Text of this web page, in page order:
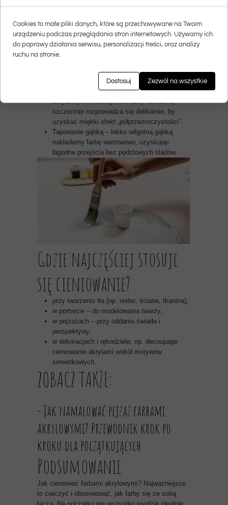
metoda do większych powierzchni.
Layering (warstwowanie) – najpierw malujesz
jedną warstwę, czekasz aż wyschnie, potem
nakładasz kolejne, nieco ciemniejsze lub
kontrolowanym cieniowaniu.
Suchy pędzel – technika szczególnie
przydatna w decoupage (cieniowanie
akrylami). Niewielką ilość farby na suchej
szczecinie rozprowadza się delikatnie, by
uzyskać miękki efekt „półprzezroczystości”.
Tapowanie gąbką – lekko wilgotną gąbką
nakładamy farbę warstwowo, uzyskując
łagodne przejścia bez pędzlowych śladów.
Gdzie najczęściej stosuje
się cieniowanie?
przy tworzeniu tła (np. niebo, ściana, tkanina),
w portrecie – do modelowania twarzy,
w pejzażach – przy oddaniu światła i
perspektywy,
w dekoracjach i rękodziele, np. decoupage
cieniowanie akrylami wokół motywów
serwetkowych.
ZOBACZ TAKŻE:
- Jak namalować pejzaż farbami
akrylowymi? Przewodnik krok po
kroku dla początkujących
Podsumowanie
Jak cieniować farbami akrylowymi? Najważniejsze
to ćwiczyć i obserwować, jak farby się ze sobą
Cookies to małe pliki danych, które są przechowywane na Twoim
urządzeniu podczas przeglądania stron internetowych. Używamy ich
do poprawy działania serwisu, personalizacji treści, oraz analizy
ruchu na stronie.
Dostosuj Zezwól na wszystkie